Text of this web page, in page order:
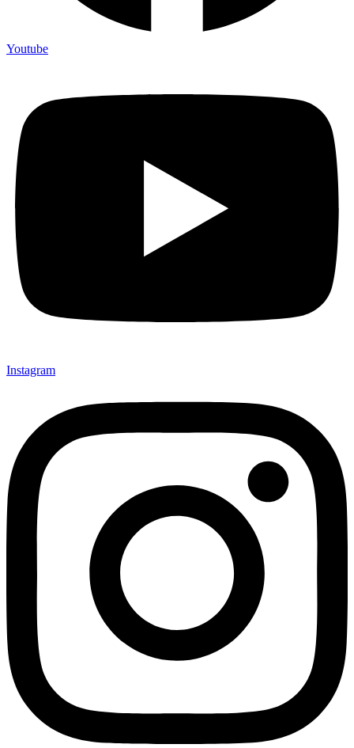
Youtube
Instagram